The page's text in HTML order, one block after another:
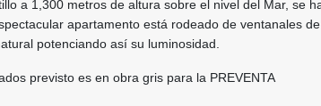
a 1,300 metros de altura sobre el nivel del Mar, se
apartamento está rodeado de ventanales
potenciando así su luminosidad.
previsto es en obra gris para la PREVENTA